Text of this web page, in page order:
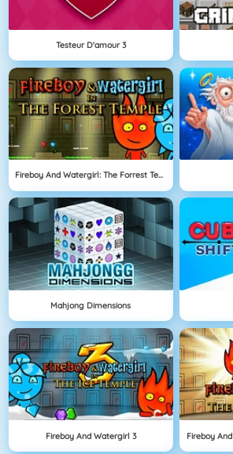
Testeur D'amour 3
Fireboy And Watergirl: The Forrest Temple
Mahjong Dimensions
Fireboy And Watergirl 3